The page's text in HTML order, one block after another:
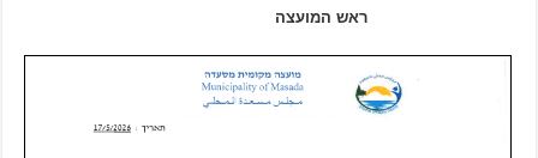
ראש המועצה